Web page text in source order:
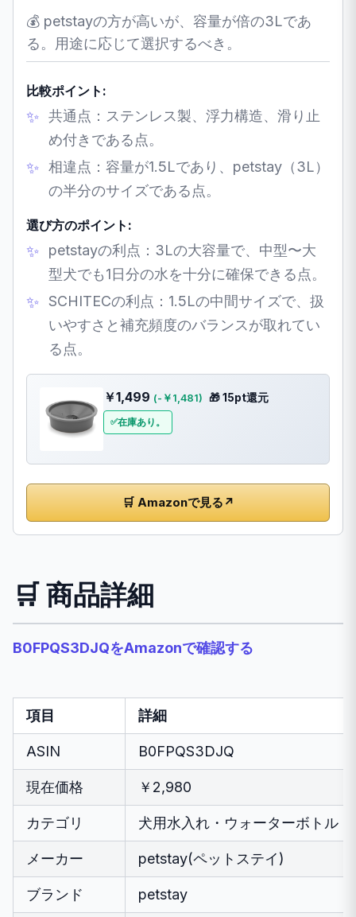
💰 petstayの方が高いが、容量が倍の3Lであ
る。用途に応じて選択するべき。
比較ポイント:
共通点：ステンレス製、浮力構造、滑り止
め付きである点。
相違点：容量が1.5Lであり、petstay（3L）
の半分のサイズである点。
選び方のポイント:
petstayの利点：3Lの大容量で、中型〜大
型犬でも1日分の水を十分に確保できる点。
SCHITECの利点：1.5Lの中間サイズで、扱
いやすさと補充頻度のバランスが取れてい
る点。
￥1,499 (-￥1,481) 🎁 15pt還元
在庫あり。
🛒 Amazonで見る ↗
🛒 商品詳細
B0FPQS3DJQをAmazonで確認する
項目 詳細
ASIN B0FPQS3DJQ
現在価格 ￥2,980
カテゴリ 犬用水入れ・ウォーターボトル
メーカー petstay(ペットステイ)
ブランド petstay